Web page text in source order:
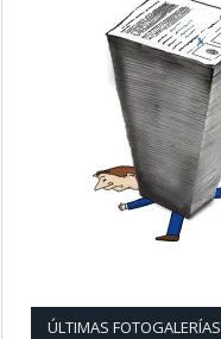
ÚLTIMAS FOTOGALERÍAS